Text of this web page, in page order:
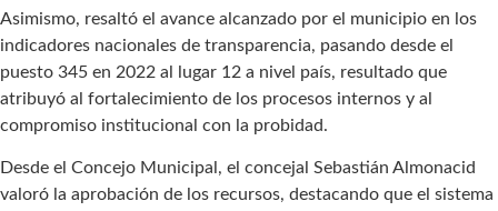
Asimismo, resaltó el avance alcanzado por el municipio en los
indicadores nacionales de transparencia, pasando desde el
puesto 345 en 2022 al lugar 12 a nivel país, resultado que
atribuyó al fortalecimiento de los procesos internos y al
compromiso institucional con la probidad.
Desde el Concejo Municipal, el concejal Sebastián Almonacid
valoró la aprobación de los recursos, destacando que el sistema